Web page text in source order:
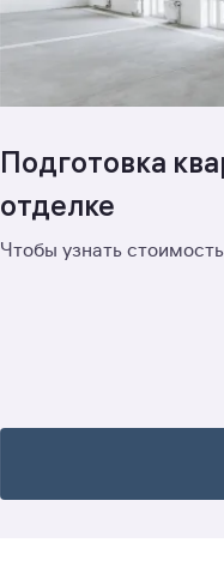
Подготовка
отделке
Чтобы узнать